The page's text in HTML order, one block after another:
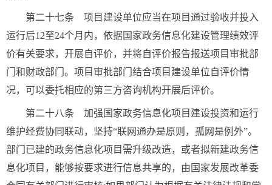
第二十七条 项目建设单位应当在项目通过验收并投入
运行后12至24个月内，依据国家政务信息化建设管理绩效评
价有关要求，开展自评价，并将自评价报告报送项目审批部
门和财政部门。项目审批部门结合项目建设单位自评价情
况，可以委托相应的第三方咨询机构开展后评价。
第二十八条 加强国家政务信息化项目建设投资和运行
维护经费协同联动，坚持“联网通办是原则，孤网是例外”。
部门已建的政务信息化项目需升级改造，或者拟新建政务信
息化项目，能够按要求进行信息共享的，由国家发展改革委